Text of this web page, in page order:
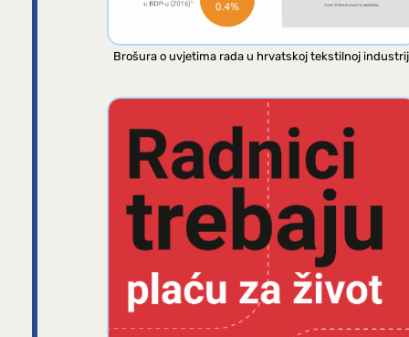
Brošura o uvjetima rada u hrvatskoj tekstilnoj